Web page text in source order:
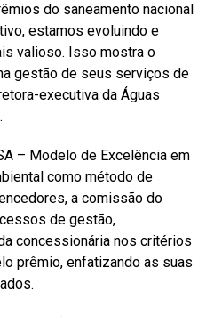
do saneamento nacional
estamos evoluindo e
valioso. Isso mostra o
gestão de seus serviços de
executiva da Águas
– Modelo de Excelência em
como método de
a comissão do
de gestão,
concessionária nos critérios
prêmio, enfatizando as suas